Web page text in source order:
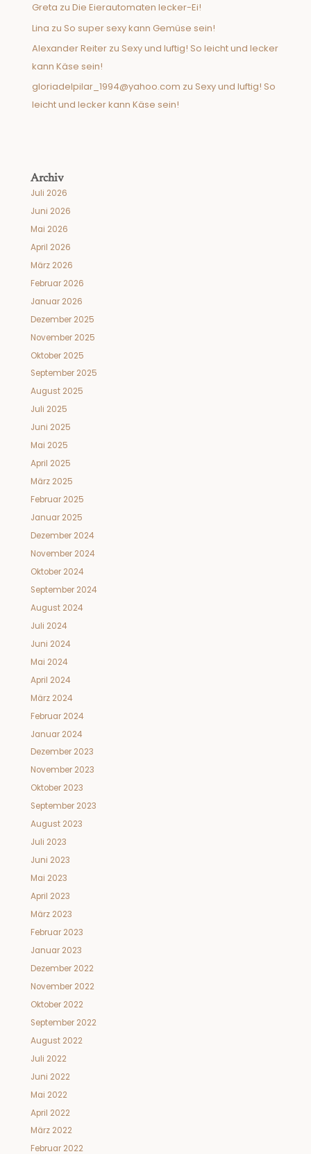
Greta zu Die Eierautomaten lecker-Ei!
Lina zu So super sexy kann Gemüse sein!
Alexander Reiter zu Sexy und luftig! So leicht und lecker
kann Käse sein!
gloriadelpilar_1994@yahoo.com zu Sexy und luftig! So
leicht und lecker kann Käse sein!
Archiv
Juli 2026
Juni 2026
Mai 2026
April 2026
März 2026
Februar 2026
Januar 2026
Dezember 2025
November 2025
Oktober 2025
September 2025
August 2025
Juli 2025
Juni 2025
Mai 2025
April 2025
März 2025
Februar 2025
Januar 2025
Dezember 2024
November 2024
Oktober 2024
September 2024
August 2024
Juli 2024
Juni 2024
Mai 2024
April 2024
März 2024
Februar 2024
Januar 2024
Dezember 2023
November 2023
Oktober 2023
September 2023
August 2023
Juli 2023
Juni 2023
Mai 2023
April 2023
März 2023
Februar 2023
Januar 2023
Dezember 2022
November 2022
Oktober 2022
September 2022
August 2022
Juli 2022
Juni 2022
Mai 2022
April 2022
März 2022
Februar 2022